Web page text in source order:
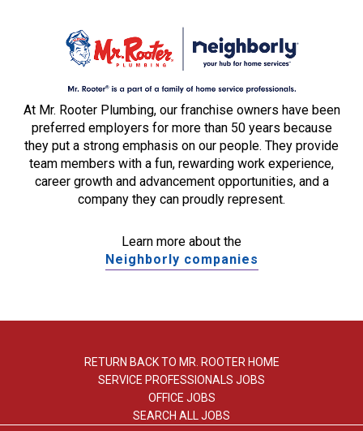
At Mr. Rooter Plumbing, our franchise owners have been
preferred employers for more than 50 years because
they put a strong emphasis on our people. They provide
team members with a fun, rewarding work experience,
career growth and advancement opportunities, and a
company they can proudly represent.
Learn more about the
Neighborly companies
RETURN BACK TO MR. ROOTER HOME
SERVICE PROFESSIONALS JOBS
OFFICE JOBS
SEARCH ALL JOBS